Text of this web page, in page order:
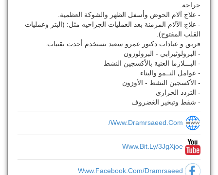
جراحة.
- علاج آلام الحوض وأسفل الظهر والشوكة العظمية.
- علاج الآلام المزمنة بعد العمليات الجراحيه مثل: (البتر وعمليات
القلب المفتوح).
فريق و عيادات دكتور عمرو سعيد تستخدم أحدث تقنيات:
- البرولوثيرابي - البرولوزون
- البـــلازما الغنية بالأكسجين النشط
- عوامل النــمو والبناء
- الأكسجين النشط - الأوزون
- التردد الحراري
- شفط وتبخير الغضروف
Www.dramrsaeed.com/
Www.bit.ly/3JgXjoe
Www.facebook.com/dramrsaeed